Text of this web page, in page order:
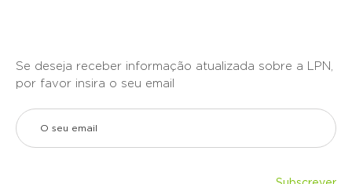
Se deseja receber informação atualizada sobre a LPN,
por favor insira o seu email